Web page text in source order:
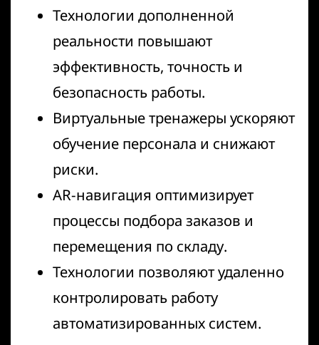
Технологии дополненной
реальности повышают
эффективность, точность и
безопасность работы.
Виртуальные тренажеры ускоряют
обучение персонала и снижают
риски.
AR-навигация оптимизирует
процессы подбора заказов и
перемещения по складу.
Технологии позволяют удаленно
контролировать работу
автоматизированных систем.